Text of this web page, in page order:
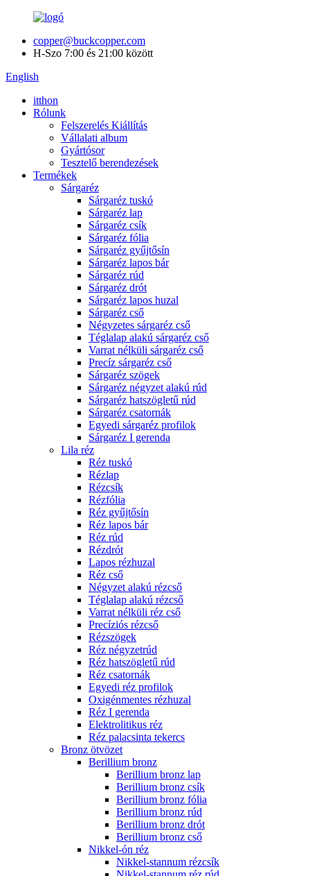
copper@buckcopper.com
H-Szo 7:00 és 21:00 között
English
itthon
Rólunk
Felszerelés Kiállítás
Vállalati album
Gyártósor
Tesztelő berendezések
Termékek
Sárgaréz
Sárgaréz tuskó
Sárgaréz lap
Sárgaréz csík
Sárgaréz fólia
Sárgaréz gyűjtősín
Sárgaréz lapos bár
Sárgaréz rúd
Sárgaréz drót
Sárgaréz lapos huzal
Sárgaréz cső
Négyzetes sárgaréz cső
Téglalap alakú sárgaréz cső
Varrat nélküli sárgaréz cső
Precíz sárgaréz cső
Sárgaréz szögek
Sárgaréz négyzet alakú rúd
Sárgaréz hatszögletű rúd
Sárgaréz csatornák
Egyedi sárgaréz profilok
Sárgaréz I gerenda
Lila réz
Réz tuskó
Rézlap
Rézcsík
Rézfólia
Réz gyűjtősín
Réz lapos bár
Réz rúd
Rézdrót
Lapos rézhuzal
Réz cső
Négyzet alakú rézcső
Téglalap alakú rézcső
Varrat nélküli réz cső
Precíziós rézcső
Rézszögek
Réz négyzetrúd
Réz hatszögletű rúd
Réz csatornák
Egyedi réz profilok
Oxigénmentes rézhuzal
Réz I gerenda
Elektrolitikus réz
Réz palacsinta tekercs
Bronz ötvözet
Berillium bronz
Berillium bronz lap
Berillium bronz csík
Berillium bronz fólia
Berillium bronz rúd
Berillium bronz drót
Berillium bronz cső
Nikkel-ón réz
Nikkel-stannum rézcsík